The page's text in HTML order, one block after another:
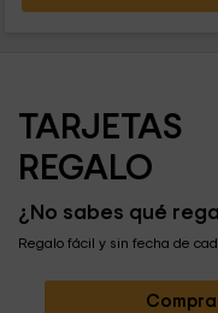
TARJETAS
REGALO
¿No sabes qué
Regalo fácil y sin fecha de